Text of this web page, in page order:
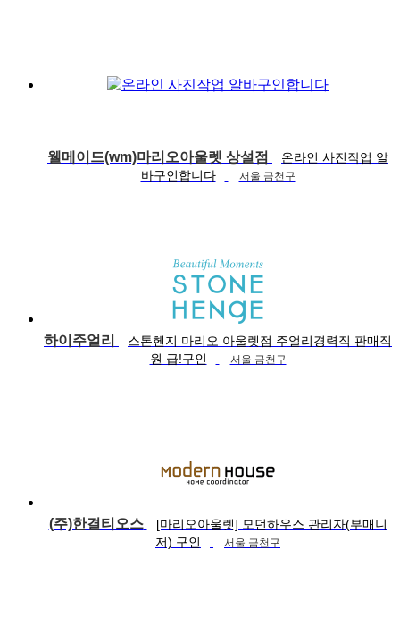
웰메이드(wm)마리오아울렛 상설점
온라인 사진작업 알
바구인합니다
서울 금천구
하이주얼리
스톤헨지 마리오 아울렛점 주얼리경력직 판매직
원 급!구인
서울 금천구
(주)한결티오스
[마리오아울렛] 모던하우스 관리자(부매니
저) 구인
서울 금천구